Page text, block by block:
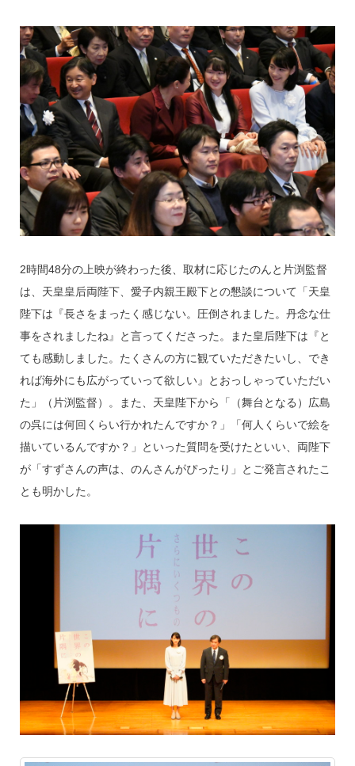
2時間48分の上映が終わった後、取材に応じたのんと片渕監督
は、天皇皇后両陛下、愛子内親王殿下との懇談について「天皇
陛下は『長さをまったく感じない。圧倒されました。丹念な仕
事をされましたね』と言ってくださった。また皇后陛下は『と
ても感動しました。たくさんの方に観ていただきたいし、でき
れば海外にも広がっていって欲しい』とおっしゃっていただい
た」（片渕監督）。また、天皇陛下から「（舞台となる）広島
の呉には何回くらい行かれたんですか？」「何人くらいで絵を
描いているんですか？」といった質問を受けたといい、両陛下
が「すずさんの声は、のんさんがぴったり」とご発言されたこ
とも明かした。